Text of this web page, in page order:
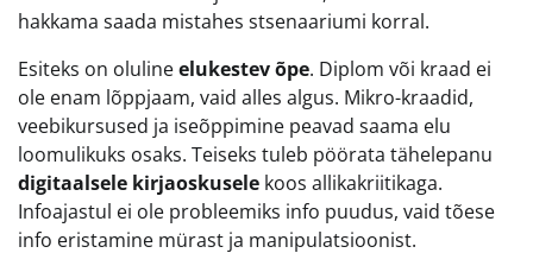
hakkama saada mistahes stsenaariumi korral.
Esiteks on olulineelukestev õpe. Diplom või kraad ei
ole enam lõppjaam, vaid alles algus. Mikro-kraadid,
veebikursused ja iseõppimine peavad saama elu
loomulikuks osaks. Teiseks tuleb pöörata tähelepanu
digitaalsele kirjaoskusele koos allikakriitikaga.
Infoajastul ei ole probleemiks info puudus, vaid tõese
info eristamine mürast ja manipulatsioonist.